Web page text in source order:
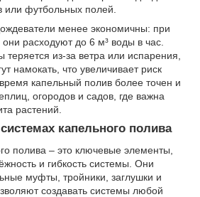
или футбольных полей.
менее экономичны: при
расходуют до 6 м³ воды в час.
теряется из-за ветра или испарения,
намокать, что увеличивает риск
капельный полив более точен и
огородов и садов, где важна
растений.
капельного полива
полива – это ключевые элементы,
и гибкость системы. Они
муфты, тройники, заглушки и
создавать системы любой